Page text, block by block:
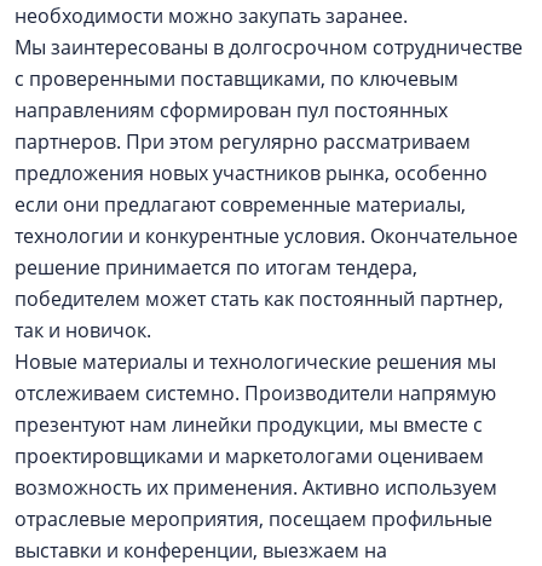
необходимости можно закупать заранее.
Мы заинтересованы в долгосрочном сотрудничестве
с проверенными поставщиками, по ключевым
направлениям сформирован пул постоянных
партнеров. При этом регулярно рассматриваем
предложения новых участников рынка, особенно
если они предлагают современные материалы,
технологии и конкурентные условия. Окончательное
решение принимается по итогам тендера,
победителем может стать как постоянный партнер,
так и новичок.
Новые материалы и технологические решения мы
отслеживаем системно. Производители напрямую
презентуют нам линейки продукции, мы вместе с
проектировщиками и маркетологами оцениваем
возможность их применения. Активно используем
отраслевые мероприятия, посещаем профильные
выставки и конференции, выезжаем на